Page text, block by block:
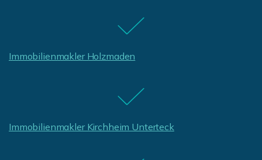
Immobilienmakler Holzmaden
Immobilienmakler Kirchheim Unterteck